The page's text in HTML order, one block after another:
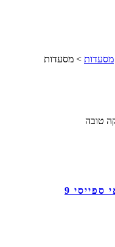
מסעדות > מסעדות
טובה